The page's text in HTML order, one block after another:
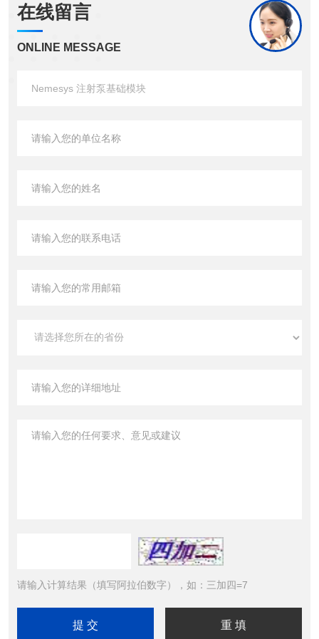
在线留言
ONLINE MESSAGE
请输入计算结果（填写阿拉伯数字），如：三加四=7